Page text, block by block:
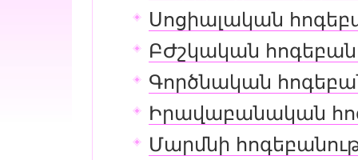
Սոցիալական
ԲԺշկական
Գործնական
Իրավաբանական
Մարմնի